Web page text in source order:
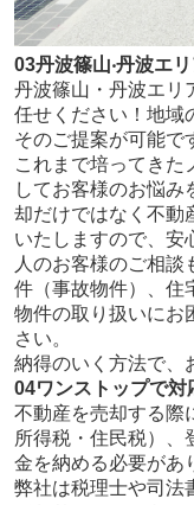
03丹波篠⼭‧丹波エ
丹波篠山・丹波エリ
任せください！地域
そのご提案が可能で
これまで培ってきた
してお客様のお悩み
却だけではなく不動
いたしますので、安
人のお客様のご相
件（事故物件）、住
物件の取り扱いにお
さい。
納得のいく方法で、
04ワンストップで対
不動産を売却する際
所得税・住民税）、
金を納める必要があ
弊社は税理士や司法